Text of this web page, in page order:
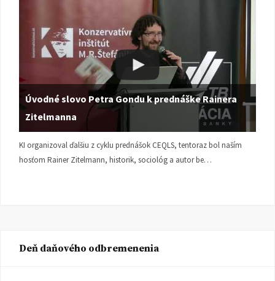
Úvodné slovo Petra Gondu k prednáške Rainera
Zitelmanna
KI organizoval ďalšiu z cyklu prednášok CEQLS, tentoraz bol naším
hosťom Rainer Zitelmann, historik, sociológ a autor be…
Deň daňového odbremenenia